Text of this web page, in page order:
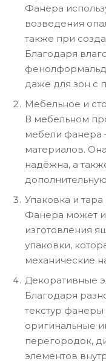
Фанера
возведения
также при
Благодаря
даже для зон с
Мебельное и
В мебельном
мебели фанера
материалов.
надёжна, а
Упаковка и тара
Фанера может
изготовления
упаковки,
механические
Декоративные
Благодаря
текстур
оригинальные
перегородок,
элементов